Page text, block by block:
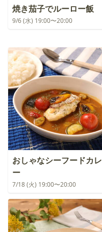
焼き茄子でルーロー飯
9/6 (水) 19:00〜20:00
おしゃなシーフードカレ
ー
7/18 (火) 19:00〜20:00